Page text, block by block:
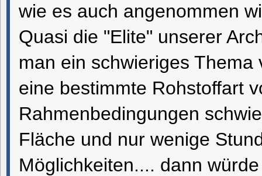
wie es auch angenommen
Quasi die "Elite" unserer
man ein schwieriges
eine bestimmte Rohstoffart
Rahmenbedingungen
Fläche und nur wenige
Möglichkeiten.... dann